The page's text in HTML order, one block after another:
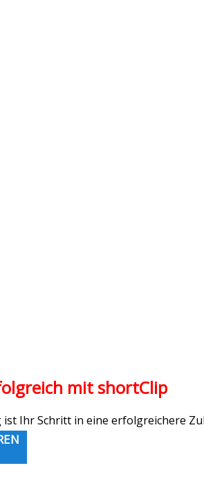
mit shortClip
Ihr Schritt in eine erfolgreichere